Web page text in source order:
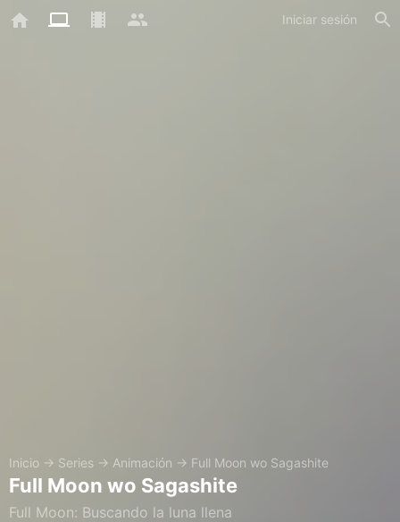
Iniciar sesión
Inicio → Series → Animación → Full Moon wo Sagashite
Full Moon wo Sagashite
Full Moon: Buscando la luna llena